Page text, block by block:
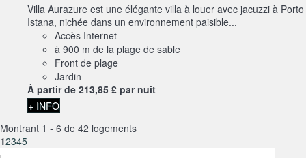
Villa Aurazure est une élégante villa à louer avec jacuzzi à Porto
Istana, nichée dans un environnement paisible...
Accès Internet
à 900 m de la plage de sable
Front de plage
Jardin
À partir de 213,85 £ par nuit
+ INFO
Montrant 1 - 6 de 42 logements
12345